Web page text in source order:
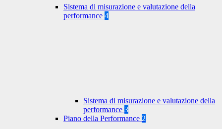
Sistema di misurazione e valutazione della
performance 4
Sistema di misurazione e valutazione della
performance 3
Piano della Performance 2